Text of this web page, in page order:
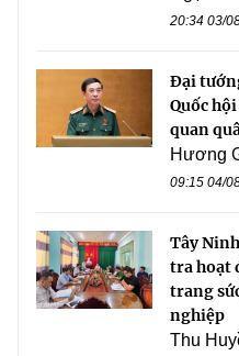
20:34 03/
Đại
Quốc
quan
Hương
09:15 04/
Tây
tra hoạt
trang
nghiệp
Thu